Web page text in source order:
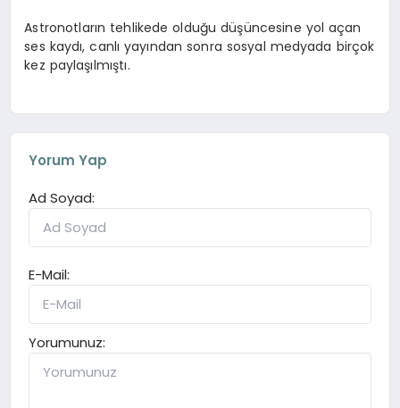
Astronotların tehlikede olduğu düşüncesine yol açan
ses kaydı, canlı yayından sonra sosyal medyada birçok
kez paylaşılmıştı.
Yorum Yap
Ad Soyad:
E-Mail:
Yorumunuz: